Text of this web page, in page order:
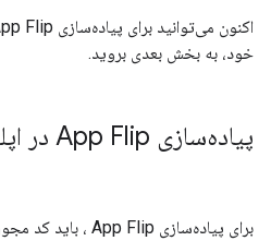
اکنون می‌توانید برای پیاده‌سازی Flip
خود، به بخش بعدی بروید.
پیاده‌سازی App Flip در
برای پیاده‌سازی App Flip ، باید کد